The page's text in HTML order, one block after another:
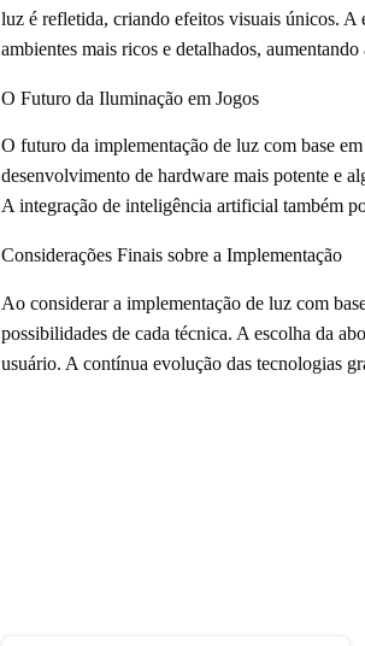
luz é refletida, criando efeitos visuais únicos. A
ambientes mais ricos e detalhados,
O Futuro da Iluminação em Jogos
O futuro da implementação de luz com base
desenvolvimento de hardware mais potente e
A integração de inteligência artificial também
Considerações Finais sobre a Implementação
Ao considerar a implementação de luz com
possibilidades de cada técnica. A escolha da
usuário. A contínua evolução das tecnologias